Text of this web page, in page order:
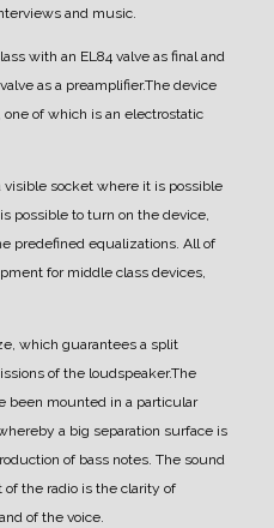
and music.
with an EL84 valve as final and
as a preamplifier.The device
of which is an electrostatic
visible socket where it is possible
possible to turn on the device,
predefined equalizations. All of
for middle class devices,
which guarantees a split
of the loudspeaker.The
been mounted in a particular
a big separation surface is
of bass notes. The sound
the radio is the clarity of
of the voice.